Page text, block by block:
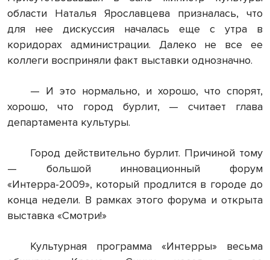
области Наталья Ярославцева призналась, что
для нее дискуссия началась еще с утра в
коридорах администрации. Далеко не все ее
коллеги восприняли факт выставки однозначно.
— И это нормально, и хорошо, что спорят,
хорошо, что город бурлит, — считает глава
департамента культуры.
Город действительно бурлит. Причиной тому
— большой инновационный форум
«Интерра-2009», который продлится в городе до
конца недели. В рамках этого форума и открыта
выставка «Смотри!»
Культурная программа «Интерры» весьма